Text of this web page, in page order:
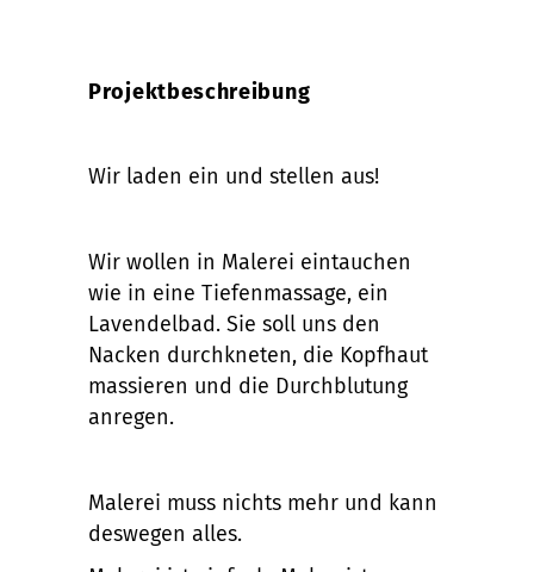
Projektbeschreibung
Wir laden ein und stellen aus!
Wir wollen in Malerei eintauchen
wie in eine Tiefenmassage, ein
Lavendelbad. Sie soll uns den
Nacken durchkneten, die Kopfhaut
massieren und die Durchblutung
anregen.
Malerei muss nichts mehr und kann
deswegen alles.